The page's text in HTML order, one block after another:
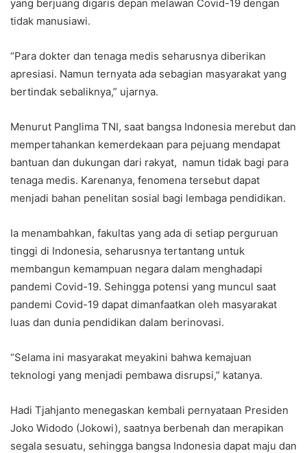
yang berjuang digaris depan melawan Covid-19 dengan
tidak manusiawi.
“Para dokter dan tenaga medis seharusnya diberikan
apresiasi. Namun ternyata ada sebagian masyarakat yang
bertindak sebaliknya,” ujarnya.
Menurut Panglima TNI, saat bangsa Indonesia merebut dan
mempertahankan kemerdekaan para pejuang mendapat
bantuan dan dukungan dari rakyat, namun tidak bagi para
tenaga medis. Karenanya, fenomena tersebut dapat
menjadi bahan penelitan sosial bagi lembaga pendidikan.
Ia menambahkan, fakultas yang ada di setiap perguruan
tinggi di Indonesia, seharusnya tertantang untuk
membangun kemampuan negara dalam menghadapi
pandemi Covid-19. Sehingga potensi yang muncul saat
pandemi Covid-19 dapat dimanfaatkan oleh masyarakat
luas dan dunia pendidikan dalam berinovasi.
“Selama ini masyarakat meyakini bahwa kemajuan
teknologi yang menjadi pembawa disrupsi,” katanya.
Hadi Tjahjanto menegaskan kembali pernyataan Presiden
Joko Widodo (Jokowi), saatnya berbenah dan merapikan
segala sesuatu, sehingga bangsa Indonesia dapat maju dan